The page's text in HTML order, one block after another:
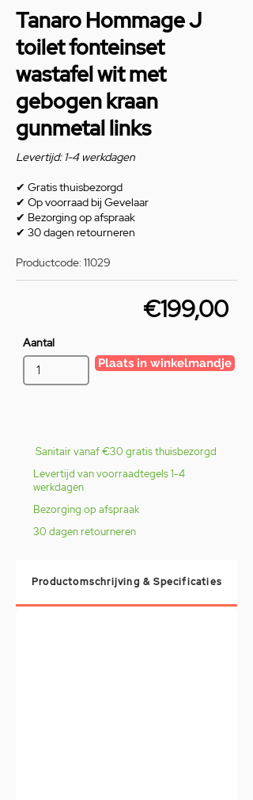
Tanaro Hommage J
toilet fonteinset
wastafel wit met
gebogen kraan
gunmetal links
Levertijd: 1-4 werkdagen
✔ Gratis thuisbezorgd
✔ Op voorraad bij Gevelaar
✔ Bezorging op afspraak
✔ 30 dagen retourneren
Productcode: 11029
€199,00
Aantal
Plaats in winkelmandje
Sanitair vanaf €30 gratis thuisbezorgd
Levertijd van voorraadtegels 1-4
werkdagen
Bezorging op afspraak
30 dagen retourneren
Productomschrijving & Specificaties